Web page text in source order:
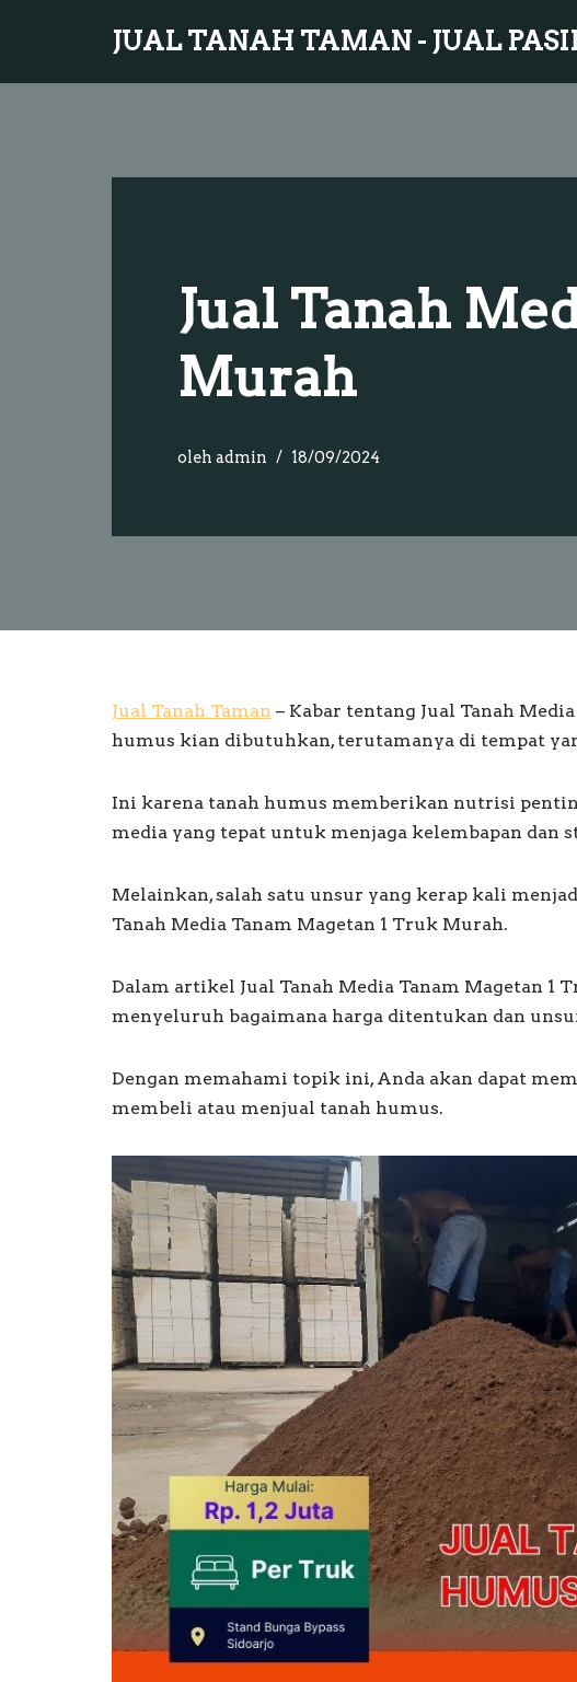
ke
JUAL TANAH TAMAN - JUAL
Jual Tanah
Murah
oleh admin 18/09/2024
Jual Tanah Taman – Kabar tentang Jual Tanah
humus kian dibutuhkan, terutamanya di tempat
Ini karena tanah humus memberikan nutrisi
media yang tepat untuk menjaga kelembapan dan
Melainkan, salah satu unsur yang kerap kali
Tanah Media Tanam Magetan 1 Truk Murah.
Dalam artikel Jual Tanah Media Tanam Magetan 1
menyeluruh bagaimana harga ditentukan dan
Dengan memahami topik ini, Anda akan dapat
membeli atau menjual tanah humus.